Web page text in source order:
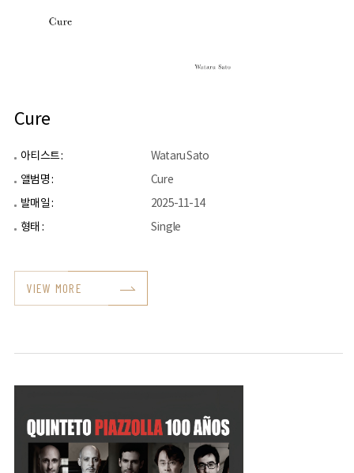
Cure
아티스트 :
Wataru Sato
앨범명 :
Cure
발매일 :
2025-11-14
형태 :
Single
VIEW MORE